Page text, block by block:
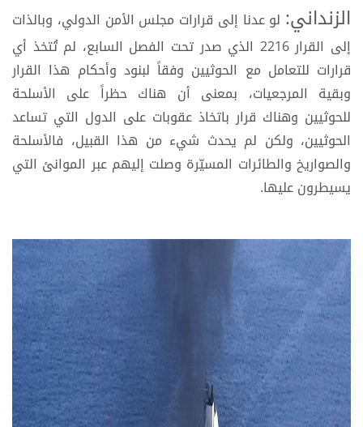
الزنداني: لو عدنا إلى قرارات مجلس الأمن الدولي، وبالذات
إلى القرار 2216 الذي صدر تحت الفصل السابع، لم تُتخذ أي
قرارات للتعامل مع الحوثيين وفقاً لبنود وأحكام هذا القرار
وبقية المرجعيات، بمعنى أن هناك حظراً على الأسلحة
للحوثيين وهناك قرار باتخاذ عقوبات على الدول التي تساعد
الحوثيين، ولكن لم يحدث شيء من هذا القبيل، فالأسلحة
والصواريخ والطائرات المسيّرة وصلت إليهم عبر الموانئ التي
يسيطرون عليها.